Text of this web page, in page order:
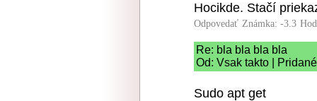
Hocikde. Stačí
Odpovedať Známka: -3.3
Re: bla bla bla bla
Od: Vsak takto |
Sudo apt get